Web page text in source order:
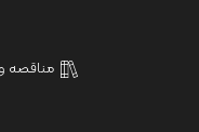
مناقصه